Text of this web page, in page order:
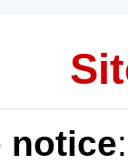
notice